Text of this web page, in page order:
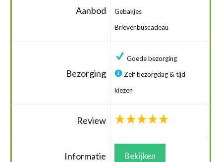
Aanbod
Gebakjes
Brievenbuscadeau
Bezorging
Goede bezorging
Zelf bezorgdag & tijd
kiezen
Review
Informatie Bekijken